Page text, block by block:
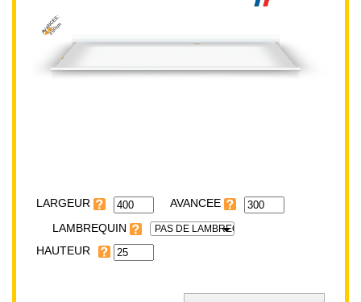
AVANCEE:
300cm
LARGEUR
LAMBREQUIN
PAS DE LAMBREQUIN
HAUTEUR